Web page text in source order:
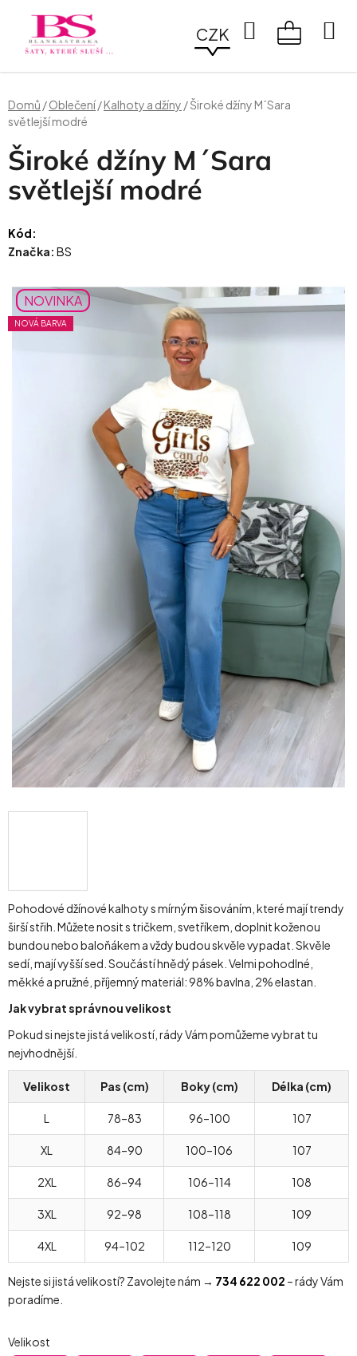
obsah
CZK
Hledat
Domů /Oblečení/Kalhoty a džíny /Široké džíny M´Sara
světlejší modré
Pohodové džínové kalhoty s mírným šisováním, které mají trendy
širší střih. Můžete nosit s tričkem, svetříkem, doplnit koženou
bundou nebo baloňákem a vždy budou skvěle vypadat. Skvěle
sedí, mají vyšší sed. Součástí hnědý pásek. Velmi pohodlné,
měkké a pružné, příjemný materiál: 98% bavlna, 2% elastan.
Jak vybrat správnou velikost
Pokud si nejste jistá velikostí, rády Vám pomůžeme vybrat tu
nejvhodnější.
Velikost Pas (cm) Boky (cm) Délka (cm)
L 78–83 96–100 107
XL 84–90 100–106 107
2XL 86–94 106–114 108
3XL 92–98 108–118 109
4XL 94–102 112–120 109
Nejste si jistá velikostí? Zavolejte nám → 734 622 002 – rády Vám
poradíme.
Velikost
Široké džíny M´Sara
světlejší modré
Kód:
Značka: BS
NOVINKA
NOVÁ BARVA